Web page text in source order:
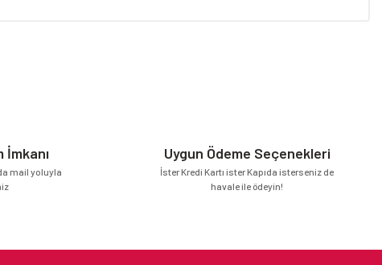
İmkanı
mail yoluyla
Uygun Ödeme Seçenekleri
İster Kredi Kartı ister Kapıda isterseniz de
havale ile ödeyin!